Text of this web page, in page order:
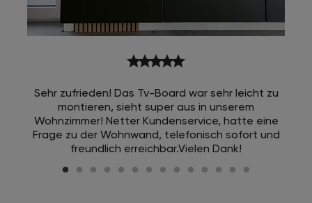
starstarstarstarstar
Sehr zufrieden! Das Tv-Board war sehr leicht zu
montieren, sieht super aus in unserem
Wohnzimmer! Netter Kundenservice, hatte eine
Frage zu der Wohnwand, telefonisch sofort und
freundlich erreichbar.Vielen Dank!